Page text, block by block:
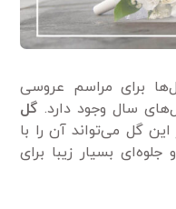
برای مراسم‌ عروسی
سال وجود دارد. گل
این گل می‌تواند آن را با
بسیار زیبا برای